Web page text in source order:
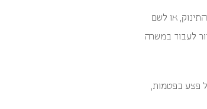
או לשם
לעבוד במשרה
פצע בפטמות,